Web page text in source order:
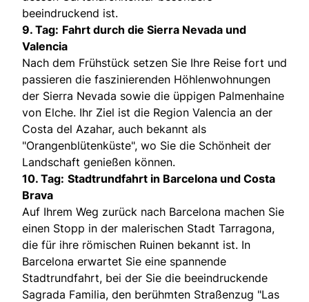
beeindruckend ist.
9. Tag: Fahrt durch die Sierra Nevada und
Valencia
Nach dem Frühstück setzen Sie Ihre Reise fort und
passieren die faszinierenden Höhlenwohnungen
der Sierra Nevada sowie die üppigen Palmenhaine
von Elche. Ihr Ziel ist die Region Valencia an der
Costa del Azahar, auch bekannt als
"Orangenblütenküste", wo Sie die Schönheit der
Landschaft genießen können.
10. Tag: Stadtrundfahrt in Barcelona und Costa
Brava
Auf Ihrem Weg zurück nach Barcelona machen Sie
einen Stopp in der malerischen Stadt Tarragona,
die für ihre römischen Ruinen bekannt ist. In
Barcelona erwartet Sie eine spannende
Stadtrundfahrt, bei der Sie die beeindruckende
Sagrada Familia, den berühmten Straßenzug "Las